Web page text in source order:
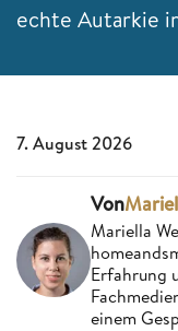
echte Autarkie
7. August 2026
Von
Mariella
Erfahrung
einem